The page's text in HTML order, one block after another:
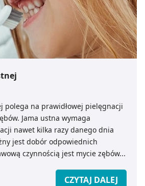
polega na prawidłowej pielęgnacji
Jama ustna wymaga
nawet kilka razy danego dnia
jest dobór odpowiednich
czynnością jest mycie zębów...
CZYTAJ DALEJ